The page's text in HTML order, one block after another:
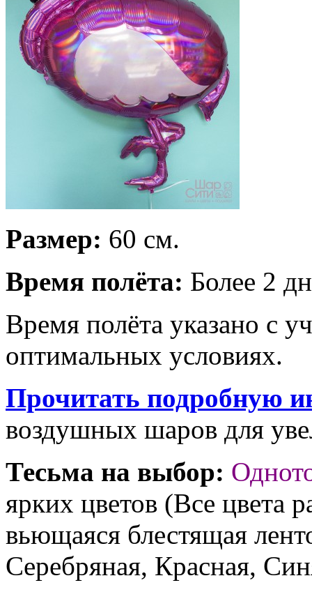
Размер: 60 см.
Время полёта: Более 2
Время полёта указано с
оптимальных условиях.
Прочитать подробную
воздушных шаров для
Тесьма на выбор:
ярких цветов (Все цвета
вьющаяся блестящая
Серебряная, Красная,